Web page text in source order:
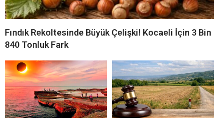
Fındık Rekoltesinde Büyük Çelişki! Kocaeli İçin 3 Bin
840 Tonluk Fark